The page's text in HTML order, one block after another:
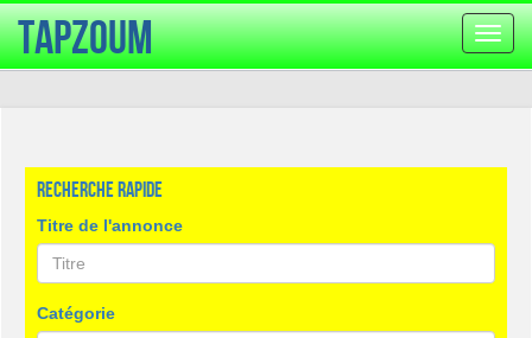
la
TapZoum
Recherche rapide
Titre de l'annonce
Catégorie